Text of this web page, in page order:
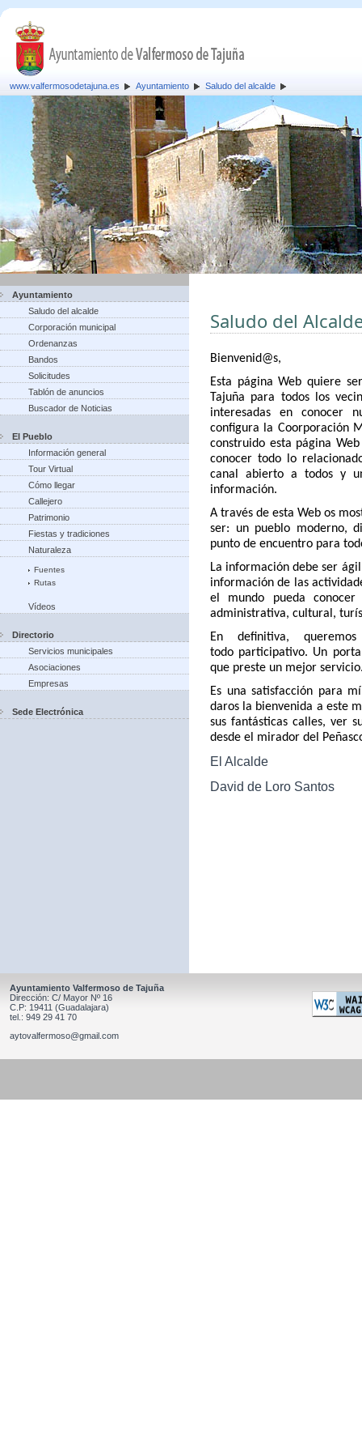
www.valfermosodetajuna.es Ayuntamiento Saludo del alcalde
Ayuntamiento
Saludo del alcalde
Corporación municipal
Ordenanzas
Bandos
Solicitudes
Tablón de anuncios
Buscador de Noticias
El Pueblo
Información general
Tour Virtual
Cómo llegar
Callejero
Patrimonio
Fiestas y tradiciones
Naturaleza
Fuentes
Rutas
Vídeos
Directorio
Servicios municipales
Asociaciones
Empresas
Sede Electrónica
Saludo del
Bienvenid@s,
Esta página Web quiere
Tajuña para todos los
interesadas en conocer
configura la Coorporación
construido esta página
conocer todo lo
canal abierto a todos y
información.
A través de esta Web os
ser: un pueblo moderno,
punto de encuentro para
La información debe ser
información de las
el mundo pueda
administrativa, cultural,
En definitiva,
todo participativo. Un
que preste un mejor
Es una satisfacción para
daros la bienvenida a este
sus fantásticas calles, ver
desde el mirador del
El Alcalde
David de Loro Santos
Ayuntamiento Valfermoso de Tajuña
Dirección: C/ Mayor Nº 16
C.P: 19411 (Guadalajara)
tel.: 949 29 41 70
aytovalfermoso@gmail.com